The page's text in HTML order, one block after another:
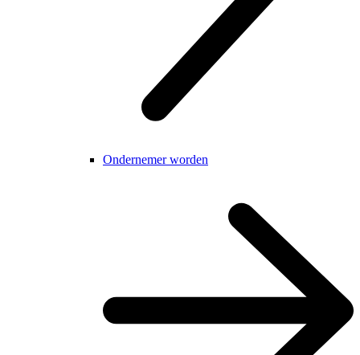
Ondernemer worden